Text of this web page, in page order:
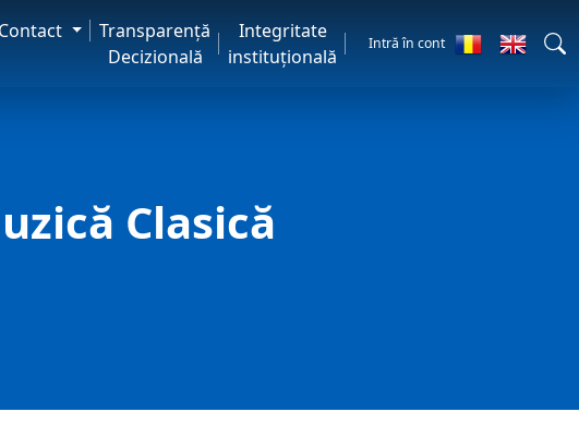
Contact
Transparență
Decizională
Integritate
instituțională
Intră în cont
Clasică